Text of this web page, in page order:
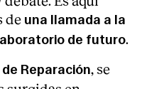
de una llamada a la
laboratorio de futuro.
Reparación, se